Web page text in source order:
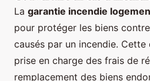
La garantie incendie
pour protéger les biens
causés par un incendie.
prise en charge des frais de
remplacement des biens